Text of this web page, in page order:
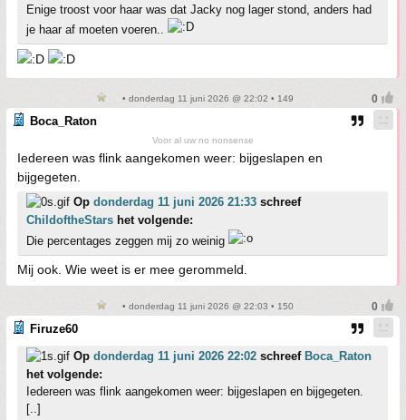
Enige troost voor haar was dat Jacky nog lager stond, anders had
je haar af moeten voeren..
• donderdag 11 juni 2026 @ 22:02 • 149
Boca_Raton
Voor al uw no nonsense
Iedereen was flink aangekomen weer: bijgeslapen en
bijgegeten.
Op donderdag 11 juni 2026 21:33 schreef
ChildoftheStars het volgende:
Die percentages zeggen mij zo weinig
Mij ook. Wie weet is er mee gerommeld.
• donderdag 11 juni 2026 @ 22:03 • 150
Firuze60
Op donderdag 11 juni 2026 22:02 schreef Boca_Raton
het volgende:
Iedereen was flink aangekomen weer: bijgeslapen en bijgegeten.
[..]